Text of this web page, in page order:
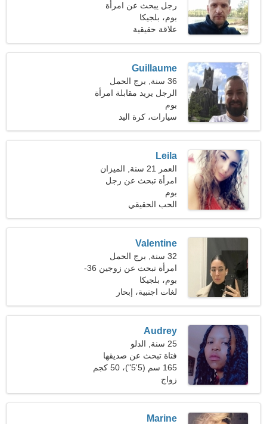
رجل يبحث عن امرأة
بوم، بلجيكا
علاقة حقيقية
Guillaume
36 سنة, برج الحمل
الرجل يريد مقابلة امرأة
بوم
سيارات، كرة اليد
Leila
العمر 21 سنة, الميزان
امرأة تبحث عن رجل
بوم
الحب الحقيقي
Valentine
32 سنة, برج الحمل
امرأة تبحث عن زوجين 36-
43
بوم، بلجيكا
لغات اجنبية، إبحار
Audrey
25 سنة, الدلو
فتاة تبحث عن صديقها
165 سم (5'5")، 50 كجم
(110 رطل)زواج
Marine